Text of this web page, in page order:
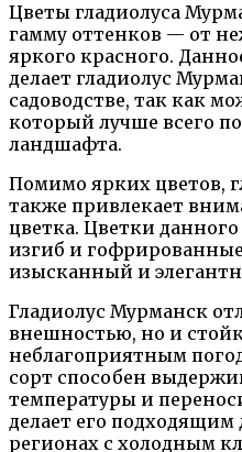
Цветы гладиолуса
гамму оттенков — от
яркого красного.
делает гладиолус
садоводстве, так как
который лучше всего
ландшафта.
Помимо ярких цветов,
также привлекает
цветка. Цветки
изгиб и
изысканный и
Гладиолус Мурманск
внешностью, но и
неблагоприятным
сорт способен
температуры и
делает его
регионах с холодным